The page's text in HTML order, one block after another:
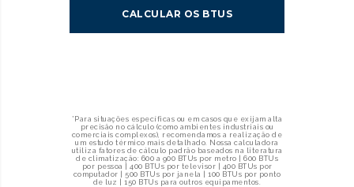
CALCULAR OS BTUS
*Para situações específicas ou em casos que exijam alta
precisão no cálculo (como ambientes industriais ou
comerciais complexos), recomendamos a realização de
um estudo térmico mais detalhado. Nossa calculadora
utiliza fatores de cálculo padrão baseados na literatura
de climatização: 600 a 900 BTUs por metro | 600 BTUs
por pessoa | 400 BTUs por televisor | 400 BTUs por
computador | 500 BTUs por janela | 100 BTUs por ponto
de luz | 150 BTUs para outros equipamentos.